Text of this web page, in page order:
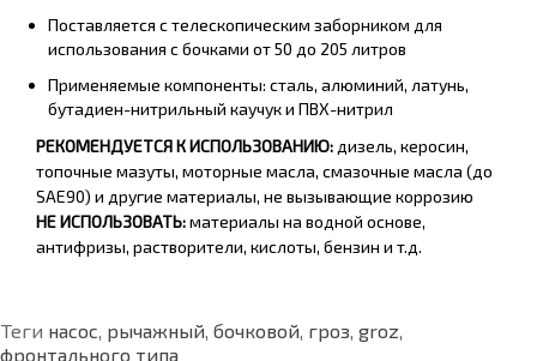
Поставляется с телескопическим заборником для
использования с бочками от 50 до 205 литров
Применяемые компоненты: сталь, алюминий, латунь,
бутадиен-нитрильный каучук и ПВХ-нитрил
РЕКОМЕНДУЕТСЯ К ИСПОЛЬЗОВАНИЮ: дизель, керосин,
топочные мазуты, моторные масла, смазочные масла (до
SAE90) и другие материалы, не вызывающие коррозию
НЕ ИСПОЛЬЗОВАТЬ:материалы на водной основе,
антифризы, растворители, кислоты, бензин и т.д.
Теги насос, рычажный, бочковой, гроз, groz,
фронтального типа